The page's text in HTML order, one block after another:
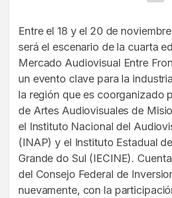
Entre el 18 y el 20 de
será el escenario de la cuarta
Mercado Audiovisual Entre
un evento clave para la
la región que es coorganizado
de Artes Audiovisuales de
el Instituto Nacional del
(INAP) y el Instituto Estadual
Grande do Sul (IECINE).
del Consejo Federal de
nuevamente, con la